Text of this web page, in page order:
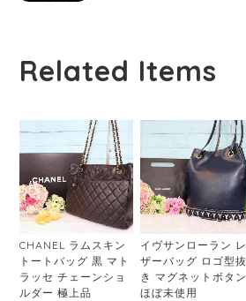
Related Items
CHANEL ラムスキン
トートバッグ 黒 マト
ラッセ チェーンショ
ルダー 極上品
イヴサンローラン レ
ザーバッグ ロゴ型抜
き マグネットボタン
ほぼ未使用